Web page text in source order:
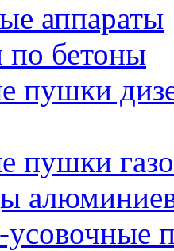
аппараты
по бетоны
пушки
пушки
усовочные